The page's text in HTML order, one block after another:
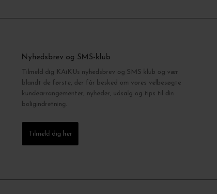
Nyhedsbrev og SMS-klub
Tilmeld dig KAiKUs nyhedsbrev og SMS klub og vær
blandt de første, der får besked om vores velbesøgte
kundearrangementer, nyheder, udsalg og tips til din
boligindretning.
Tilmeld dig her